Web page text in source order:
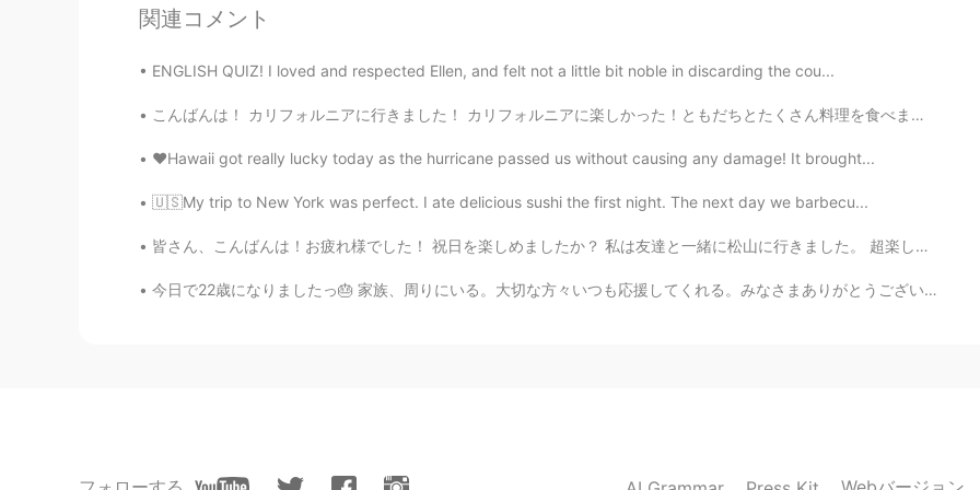
KR EN
mihae 2020.02.13 02:34
@Beth ㅎㅎㅎㅎㅎㅎㅎㅎㅎㅎ
EN KR
I agree
Beth 2020.02.13 02:15
関連コメント
ENGLISH QUIZ! I loved and respected Ellen, and felt not a little bit noble in discarding the cou...
こんばんは！ カリフォルニアに行きました！ カリフォルニアに楽しかった！ともだちとたくさん料理を食べました。私たちはホテルの部屋はスターウォーズでした。ビックリしたよ！（笑）もビデオゲームコン...
❤️Hawaii got really lucky today as the hurricane passed us without causing any damage! It brought...
🇺🇸My trip to New York was perfect. I ate delicious sushi the first night. The next day we barbecu...
皆さん、こんばんは！お疲れ様でした！ 祝日を楽しめましたか？ 私は友達と一緒に松山に行きました。 超楽しかったです！ でも、疲れていますね。 そろそろ寝ますね。 今週の残り3日は頑張りましょうね...
今日で22歳になりましたっ🎂 家族、周りにいる。大切な方々いつも応援してくれる。みなさまありがとうございます！これからもよろしくお願いします。たくさんのメッセージをありがとうううう。 美味しいも...